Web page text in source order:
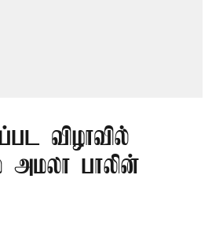
விழாவில்
அமலா பாலின்